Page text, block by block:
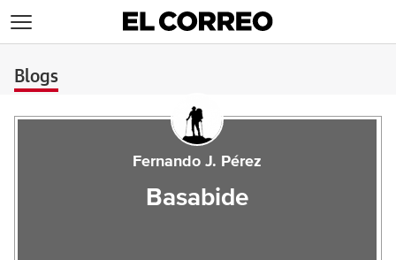
Blogs
Fernando J. Pérez
Basabide